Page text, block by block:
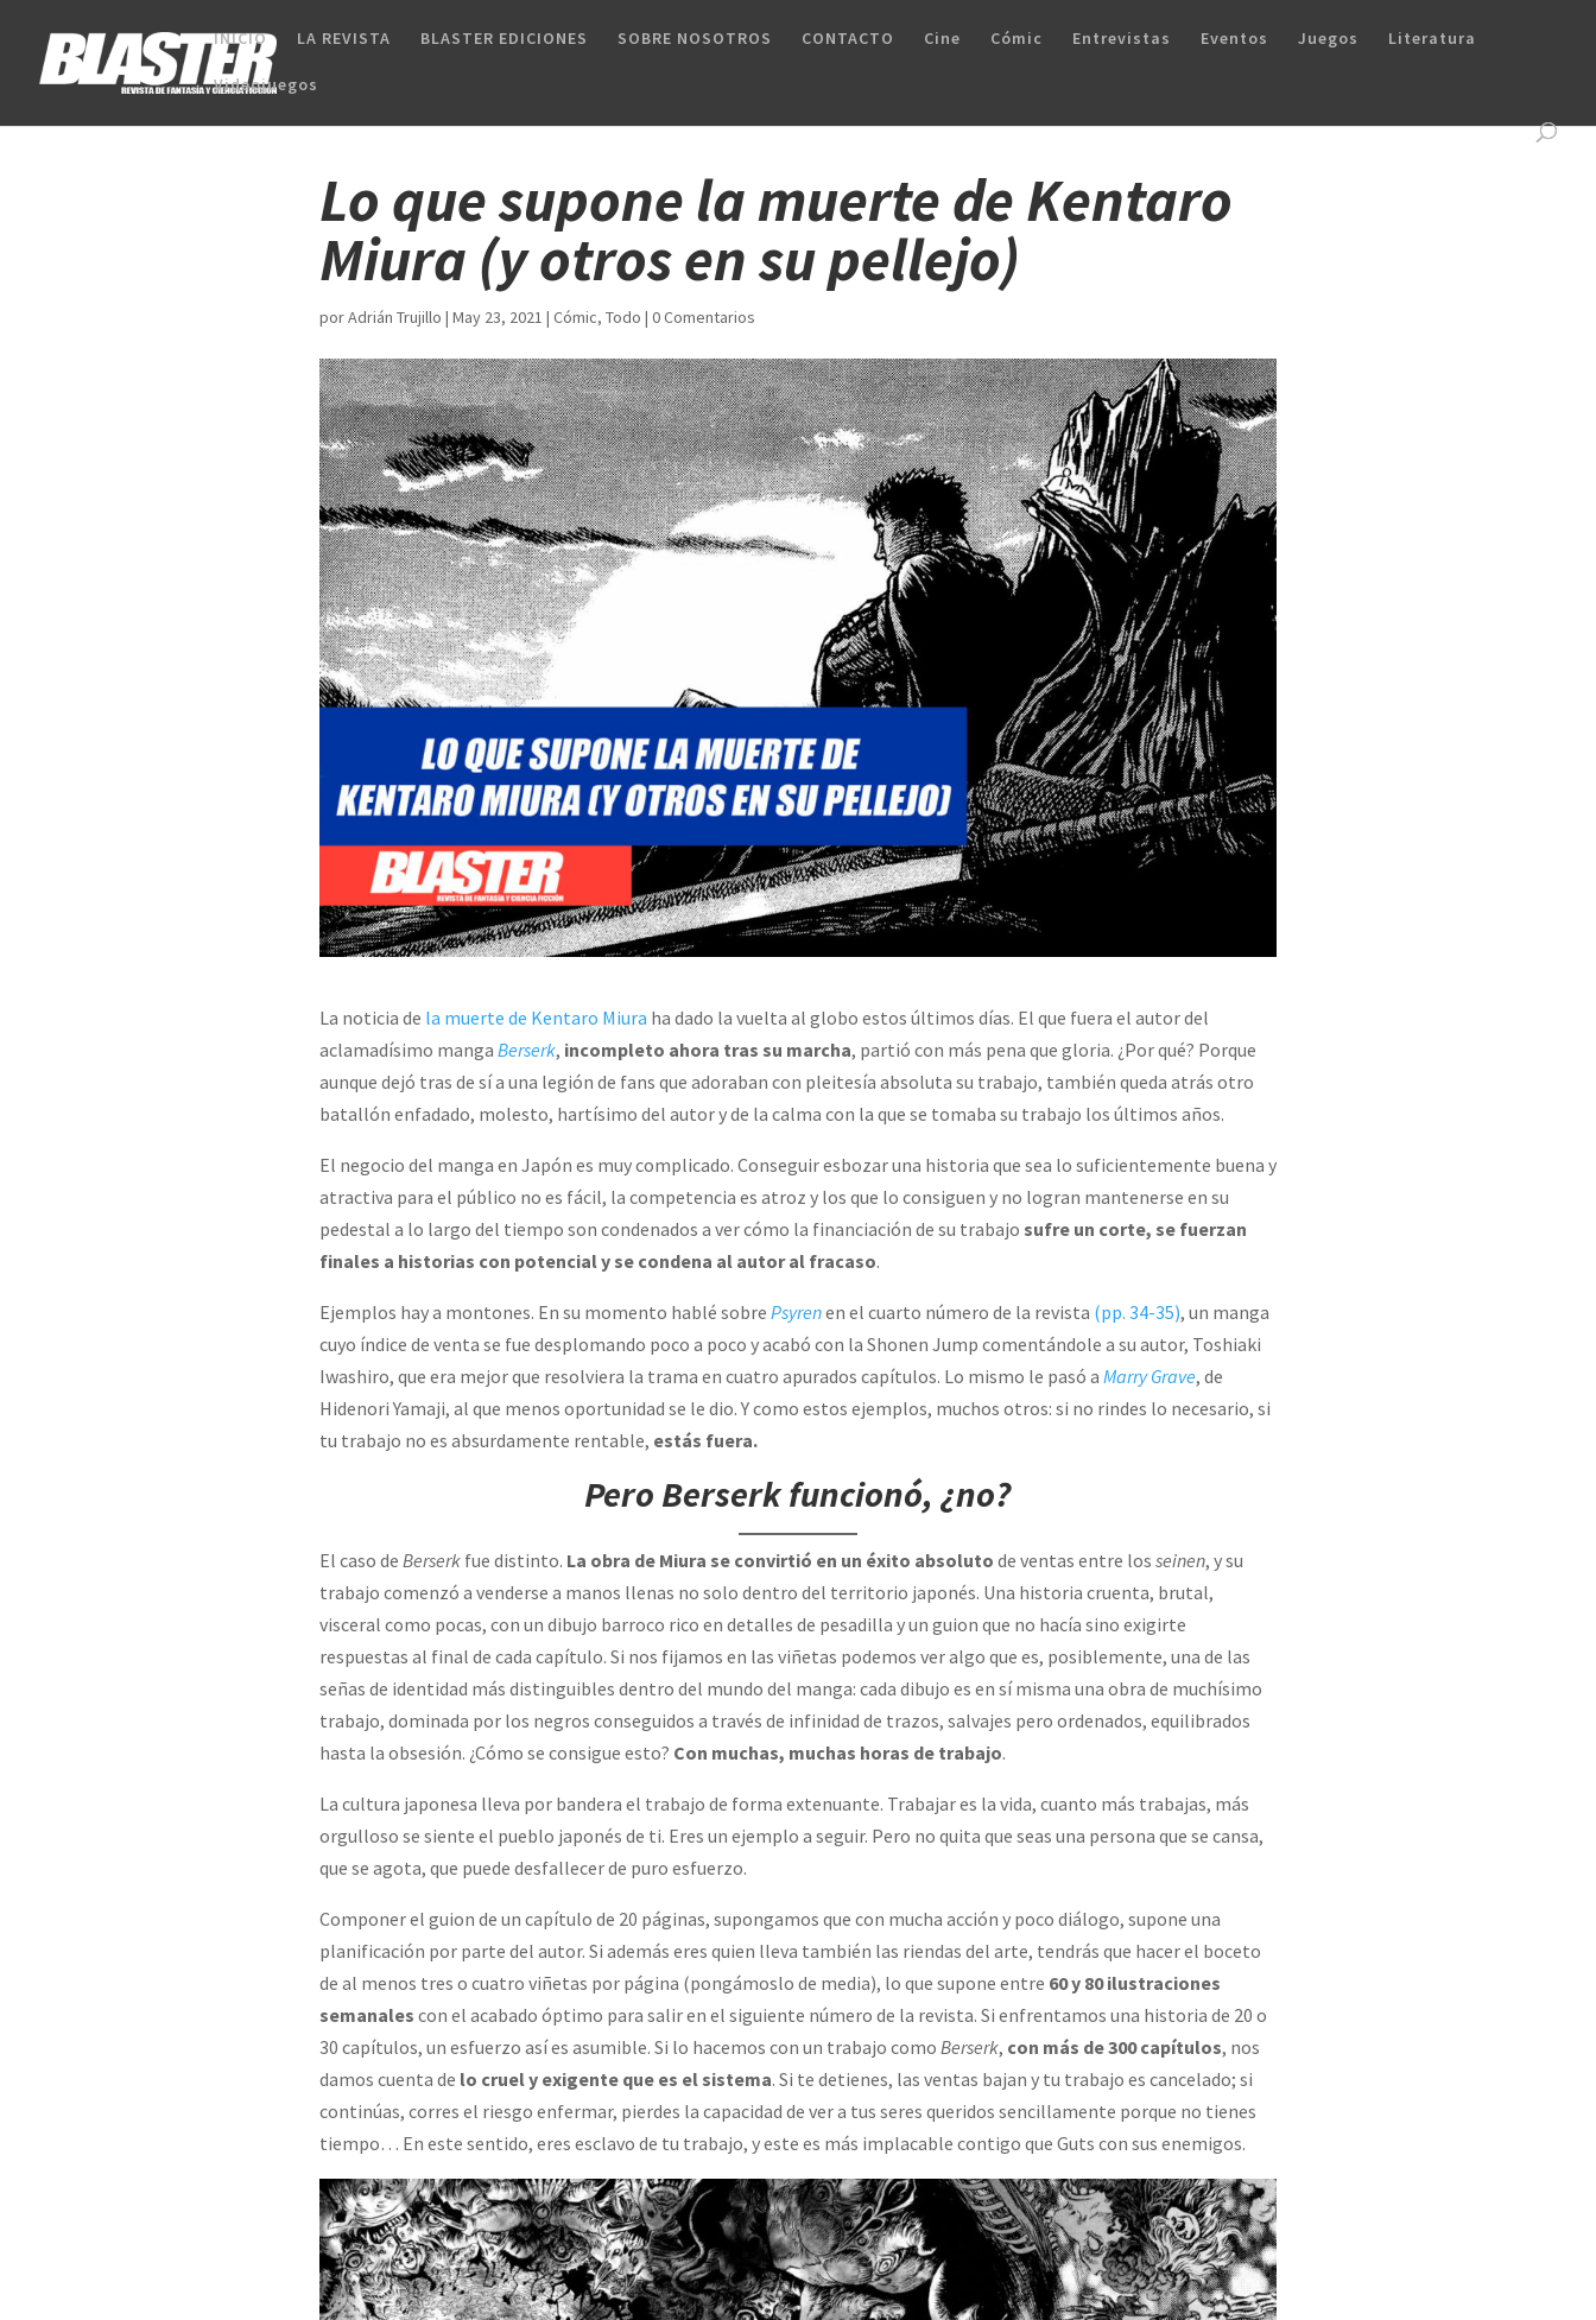
INICIO LA REVISTA BLASTER EDICIONES SOBRE NOSOTROS CONTACTO Cine Cómic Entrevistas Eventos Juegos Literatura
Videojuegos
Lo que supone la muerte de Kentaro
Miura (y otros en su pellejo)
porAdrián Trujillo | May 23, 2021 | Cómic, Todo | 0 Comentarios
La noticia de la muerte de Kentaro Miura ha dado la vuelta al globo estos últimos días. El que fuera el autor del
aclamadísimo manga Berserk, incompleto ahora tras su marcha, partió con más pena que gloria. ¿Por qué? Porque
aunque dejó tras de sí a una legión de fans que adoraban con pleitesía absoluta su trabajo, también queda atrás otro
batallón enfadado, molesto, hartísimo del autor y de la calma con la que se tomaba su trabajo los últimos años.
El negocio del manga en Japón es muy complicado. Conseguir esbozar una historia que sea lo suficientemente buena y
atractiva para el público no es fácil, la competencia es atroz y los que lo consiguen y no logran mantenerse en su
pedestal a lo largo del tiempo son condenados a ver cómo la financiación de su trabajo sufre un corte, se fuerzan
finales a historias con potencial y se condena al autor al fracaso.
Ejemplos hay a montones. En su momento hablé sobre Psyrenen el cuarto número de la revista (pp. 34-35), un manga
cuyo índice de venta se fue desplomando poco a poco y acabó con la Shonen Jump comentándole a su autor, Toshiaki
Iwashiro, que era mejor que resolviera la trama en cuatro apurados capítulos. Lo mismo le pasó a Marry Grave, de
Hidenori Yamaji, al que menos oportunidad se le dio. Y como estos ejemplos, muchos otros: si no rindes lo necesario, si
tu trabajo no es absurdamente rentable, estás fuera.
Pero Berserkfuncionó, ¿no?
El caso de Berserkfue distinto. La obra de Miura se convirtió en un éxito absoluto de ventas entre los seinen, y su
trabajo comenzó a venderse a manos llenas no solo dentro del territorio japonés. Una historia cruenta, brutal,
visceral como pocas, con un dibujo barroco rico en detalles de pesadilla y un guion que no hacía sino exigirte
respuestas al final de cada capítulo. Si nos fijamos en las viñetas podemos ver algo que es, posiblemente, una de las
señas de identidad más distinguibles dentro del mundo del manga: cada dibujo es en sí misma una obra de muchísimo
trabajo, dominada por los negros conseguidos a través de infinidad de trazos, salvajes pero ordenados, equilibrados
hasta la obsesión. ¿Cómo se consigue esto? Con muchas, muchas horas de trabajo.
La cultura japonesa lleva por bandera el trabajo de forma extenuante. Trabajar es la vida, cuanto más trabajas, más
orgulloso se siente el pueblo japonés de ti. Eres un ejemplo a seguir. Pero no quita que seas una persona que se cansa,
que se agota, que puede desfallecer de puro esfuerzo.
Componer el guion de un capítulo de 20 páginas, supongamos que con mucha acción y poco diálogo, supone una
planificación por parte del autor. Si además eres quien lleva también las riendas del arte, tendrás que hacer el boceto
de al menos tres o cuatro viñetas por página (pongámoslo de media), lo que supone entre 60 y 80 ilustraciones
semanales con el acabado óptimo para salir en el siguiente número de la revista. Si enfrentamos una historia de 20 o
30 capítulos, un esfuerzo así es asumible. Si lo hacemos con un trabajo como Berserk, con más de 300 capítulos, nos
damos cuenta de lo cruel y exigente que es el sistema. Si te detienes, las ventas bajan y tu trabajo es cancelado; si
continúas, corres el riesgo enfermar, pierdes la capacidad de ver a tus seres queridos sencillamente porque no tienes
tiempo… En este sentido, eres esclavo de tu trabajo, y este es más implacable contigo que Guts con sus enemigos.